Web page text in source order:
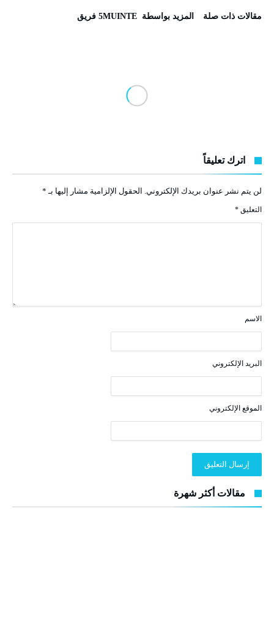
‫مقالات ذات صلة‬ ‫‫المزيد بواسطة‬ ‬ 5MUINTE فريق
اترك تعليقاً
لن يتم نشر عنوان بريدك الإلكتروني. الحقول الإلزامية مشار إليها بـ *
التعليق *
الاسم
البريد الإلكتروني
الموقع الإلكتروني
مقالات أكثر شهرة